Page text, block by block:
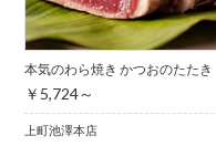
本気のわら焼き かつおのたたき
￥5,724～
上町池澤本店